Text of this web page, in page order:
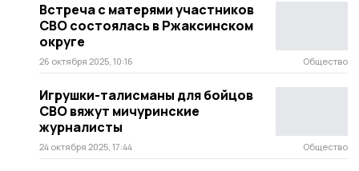
Встреча с матерями участников
СВО состоялась в Ржаксинском
округе
26 октября 2025, 10:16 Общество
Игрушки-талисманы для бойцов
СВО вяжут мичуринские
журналисты
24 октября 2025, 17:44 Общество